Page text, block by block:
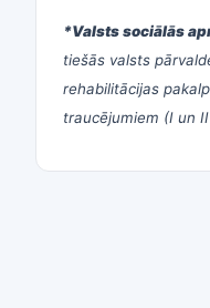
*Valsts sociālās
tiešās valsts
rehabilitācijas
traucējumiem (I un